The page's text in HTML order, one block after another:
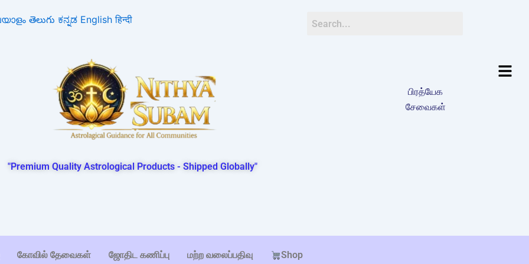
తెలుగు ಕನ್ನಡ English हिन्दी
பிரத்யேக
சேவைகள்
"Premium Quality Astrological Products - Shipped Globally"
கோவில் தேவைகள் ஜோதிட கணிப்பு மற்ற வலைப்பதிவு Shop